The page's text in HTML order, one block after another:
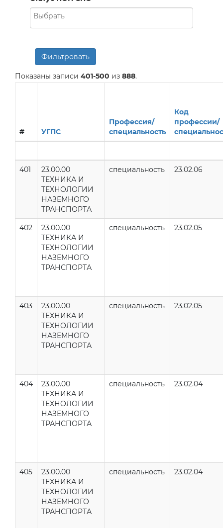
Фильтровать
Показаны записи 401-500 из 888.
# УГПС
Профессия/
специальность
Код
профессии/
401
23.00.00
ТЕХНИКА И
ТЕХНОЛОГИИ
НАЗЕМНОГО
ТРАНСПОРТА
специальность 23.02.06
402
23.00.00
ТЕХНИКА И
ТЕХНОЛОГИИ
НАЗЕМНОГО
ТРАНСПОРТА
специальность 23.02.05
403
23.00.00
ТЕХНИКА И
ТЕХНОЛОГИИ
НАЗЕМНОГО
ТРАНСПОРТА
специальность 23.02.05
404
23.00.00
ТЕХНИКА И
ТЕХНОЛОГИИ
НАЗЕМНОГО
ТРАНСПОРТА
специальность 23.02.04
405
23.00.00
ТЕХНИКА И
ТЕХНОЛОГИИ
НАЗЕМНОГО
ТРАНСПОРТА
специальность 23.02.04